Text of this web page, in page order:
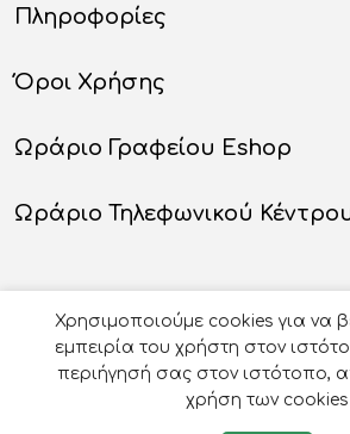
Πληροφορίες
Όροι Χρήσης
Ωράριο Γραφείου Eshop
Ωράριο Τηλεφωνικού
Χρησιμοποιούμε cookies για να
εμπειρία του χρήστη στον
περιήγησή σας στον ιστότοπο,
χρήση των cookies